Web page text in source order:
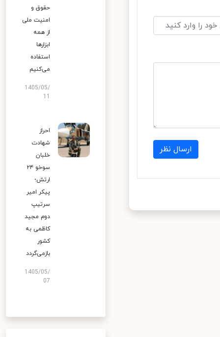
ارسال نظر
حقوق و
امنیت ملی
از همه
ابزارها
استفاده
می‌کنیم
1405/05/
احراز
شهادت
خلبان
سوخو ۲۴
ارتش؛
پیکر امیر
سرتیپ
دوم مجید
کاظمی به
کشور
بازمی‌گردد
1405/05/
07